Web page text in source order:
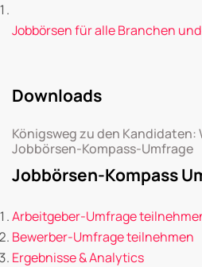
Jobbörsen für alle Branchen
Downloads
Königsweg zu den
Jobbörsen-Kompass-Umfrage
Jobbörsen-Kompass
Arbeitgeber-Umfrage
Bewerber-Umfrage teilnehmen
Ergebnisse & Analytics